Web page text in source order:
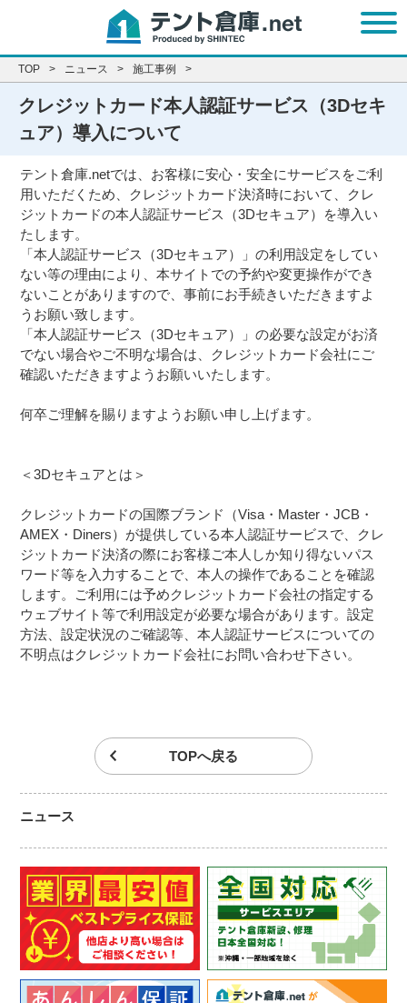
t
o
g
a
i
g
TOP ニュース 施工事例
クレジットカード本人認証サービス（3Dセキ
ュア）導入について
テント倉庫.netでは、お客様に安心・安全にサービスをご利
用いただくため、クレジットカード決済時において、クレ
ジットカードの本人認証サービス（3Dセキュア）を導入い
たします。
「本人認証サービス（3Dセキュア）」の利用設定をしてい
ない等の理由により、本サイトでの予約や変更操作ができ
ないことがありますので、事前にお手続きいただきますよ
うお願い致します。
「本人認証サービス（3Dセキュア）」の必要な設定がお済
でない場合やご不明な場合は、クレジットカード会社にご
確認いただきますようお願いいたします。
何卒ご理解を賜りますようお願い申し上げます。
＜3Dセキュアとは＞
クレジットカードの国際ブランド（Visa・Master・JCB・
AMEX・Diners）が提供している本人認証サービスで、クレ
ジットカード決済の際にお客様ご本人しか知り得ないパス
ワード等を入力することで、本人の操作であることを確認
します。ご利用には予めクレジットカード会社の指定する
ウェブサイト等で利用設定が必要な場合があります。設定
方法、設定状況のご確認等、本人認証サービスについての
不明点はクレジットカード会社にお問い合わせ下さい。
TOPへ戻る
ニュース